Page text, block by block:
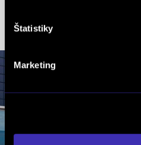
Štatistiky
Marketing